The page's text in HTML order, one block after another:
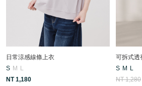
日常涼感線條上衣
S M
L
NT 1,180
可拆式透
S M
L
NT 1,280